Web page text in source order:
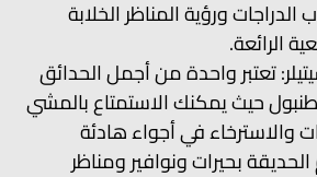
ورؤية المناظر الخلابة
الرائعة.
تعتبر واحدة من أجمل الحدائق
حيث يمكنك الاستمتاع بالمشي
والاسترخاء في أجواء هادئة
بحيرات ونوافير ومناظر